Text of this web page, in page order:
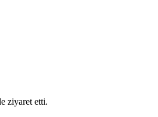
ziyaret etti.